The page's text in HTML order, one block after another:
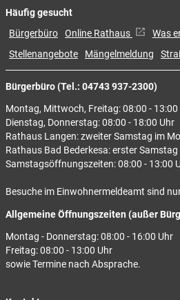
Bürgerbüro (Tel.: 04743 937-2300)
Montag, Mittwoch, Freitag: 08:00 - 13:00
Dienstag, Donnerstag: 08:00 - 18:00 Uhr
Rathaus Langen: zweiter Samstag im
Rathaus Bad Bederkesa: erster
Samstagsöffnungszeiten: 08:00 - 13:00
Besuche im Einwohnermeldeamt sind
Allgemeine Öffnungszeiten (außer
Montag - Donnerstag: 08:00 - 16:00 Uhr
Freitag: 08:00 - 13:00 Uhr
sowie Termine nach Absprache.
Häufig gesucht
Bürgerbüro Online Rathaus
Was
Stellenangebote
Mängelmeldung